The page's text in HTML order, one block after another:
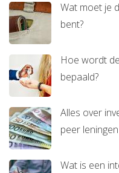
Wat moet je
bent?
Hoe wordt
bepaald?
Alles over
peer leningen
Wat is een